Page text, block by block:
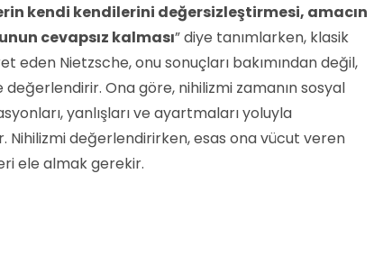
kendi kendilerini değersizleştirmesi, amacın
cevapsız kalması” diye tanımlarken, klasik
eden Nietzsche, onu sonuçları bakımından değil,
Ona göre, nihilizmi zamanın sosyal
yanlışları ve ayartmaları yoluyla
değerlendirirken, esas ona vücut veren
ele almak gerekir.